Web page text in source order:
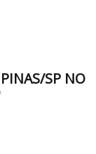
SP NO